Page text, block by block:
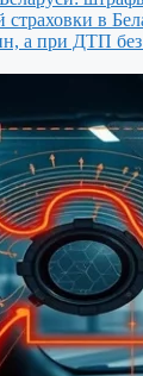
страховки в
а при ДТП